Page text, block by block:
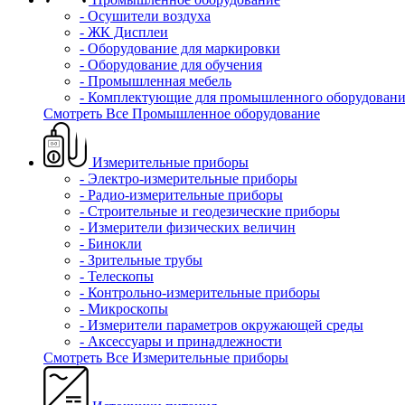
- Осушители воздуха
- ЖК Дисплеи
- Оборудование для маркировки
- Оборудование для обучения
- Промышленная мебель
- Комплектующие для промышленного
Смотреть Все Промышленное оборудование
Измерительные приборы
- Электро-измерительные приборы
- Радио-измерительные приборы
- Строительные и геодезические приборы
- Измерители физических величин
- Бинокли
- Зрительные трубы
- Телескопы
- Контрольно-измерительные приборы
- Микроскопы
- Измерители параметров окружающей среды
- Аксессуары и принадлежности
Смотреть Все Измерительные приборы